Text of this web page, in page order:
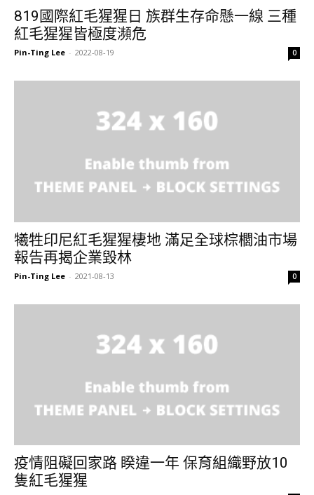
819國際紅毛猩猩日 族群生存命懸一線 三種
紅毛猩猩皆極度瀕危
Pin-Ting Lee - 2022-08-19 0
犧牲印尼紅毛猩猩棲地 滿足全球棕櫚油市場
報告再揭企業毀林
Pin-Ting Lee - 2021-08-13 0
疫情阻礙回家路 睽違一年 保育組織野放10
隻紅毛猩猩